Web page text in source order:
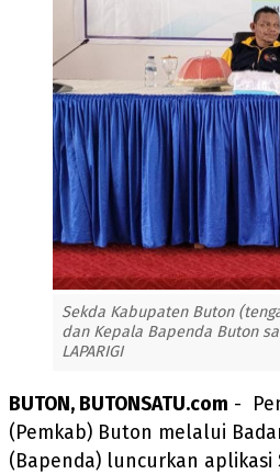
Sekda Kabupaten Buton
dan Kepala Bapenda Buton
LAPARIGI
BUTON, BUTONSATU.com -
(Pemkab) Buton melalui
(Bapenda) luncurkan aplikasi